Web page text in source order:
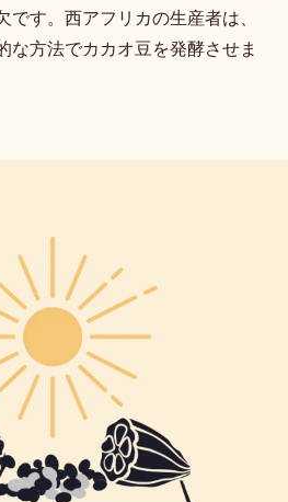
す。西アフリカの生産者は、
な方法でカカオ豆を発酵させま